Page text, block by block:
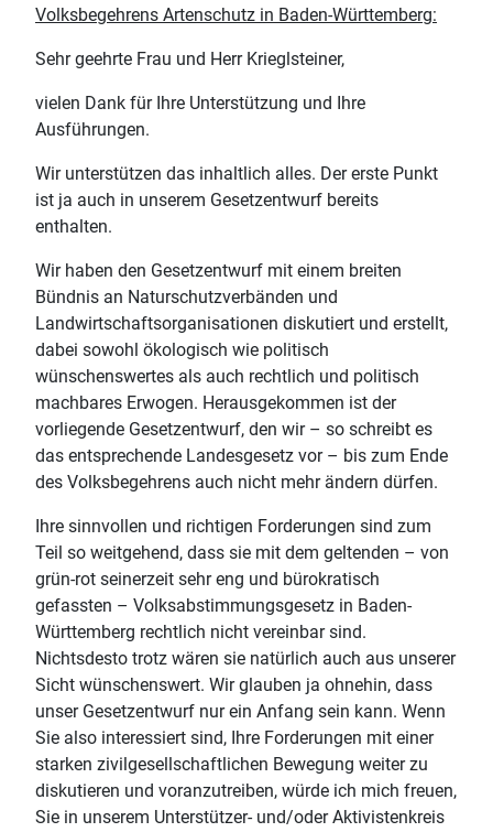
Volksbegehrens Artenschutz in Baden-Württemberg:
Sehr geehrte Frau und Herr Krieglsteiner,
vielen Dank für Ihre Unterstützung und Ihre
Ausführungen.
Wir unterstützen das inhaltlich alles. Der erste Punkt
ist ja auch in unserem Gesetzentwurf bereits
enthalten.
Wir haben den Gesetzentwurf mit einem breiten
Bündnis an Naturschutzverbänden und
Landwirtschaftsorganisationen diskutiert und erstellt,
dabei sowohl ökologisch wie politisch
wünschenswertes als auch rechtlich und politisch
machbares Erwogen. Herausgekommen ist der
vorliegende Gesetzentwurf, den wir – so schreibt es
das entsprechende Landesgesetz vor – bis zum Ende
des Volksbegehrens auch nicht mehr ändern dürfen.
Ihre sinnvollen und richtigen Forderungen sind zum
Teil so weitgehend, dass sie mit dem geltenden – von
grün-rot seinerzeit sehr eng und bürokratisch
gefassten – Volksabstimmungsgesetz in Baden-
Württemberg rechtlich nicht vereinbar sind.
Nichtsdesto trotz wären sie natürlich auch aus unserer
Sicht wünschenswert. Wir glauben ja ohnehin, dass
unser Gesetzentwurf nur ein Anfang sein kann. Wenn
Sie also interessiert sind, Ihre Forderungen mit einer
starken zivilgesellschaftlichen Bewegung weiter zu
diskutieren und voranzutreiben, würde ich mich freuen,
Sie in unserem Unterstützer- und/oder Aktivistenkreis